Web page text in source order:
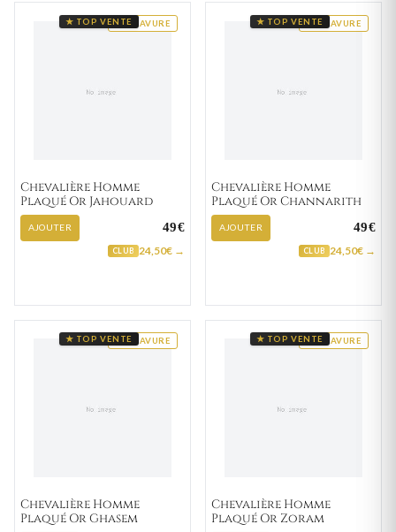
GRAVURE
★ TOP VENTE
Chevalière Homme
Plaqué Or Jahouard
AJOUTER 49€
CLUB 24,50€ →
GRAVURE
★ TOP VENTE
Chevalière Homme
Plaqué Or Channarith
AJOUTER 49€
CLUB 24,50€ →
GRAVURE
★ TOP VENTE
Chevalière Homme
Plaqué Or Ghasem
GRAVURE
★ TOP VENTE
Chevalière Homme
Plaqué Or Zoram